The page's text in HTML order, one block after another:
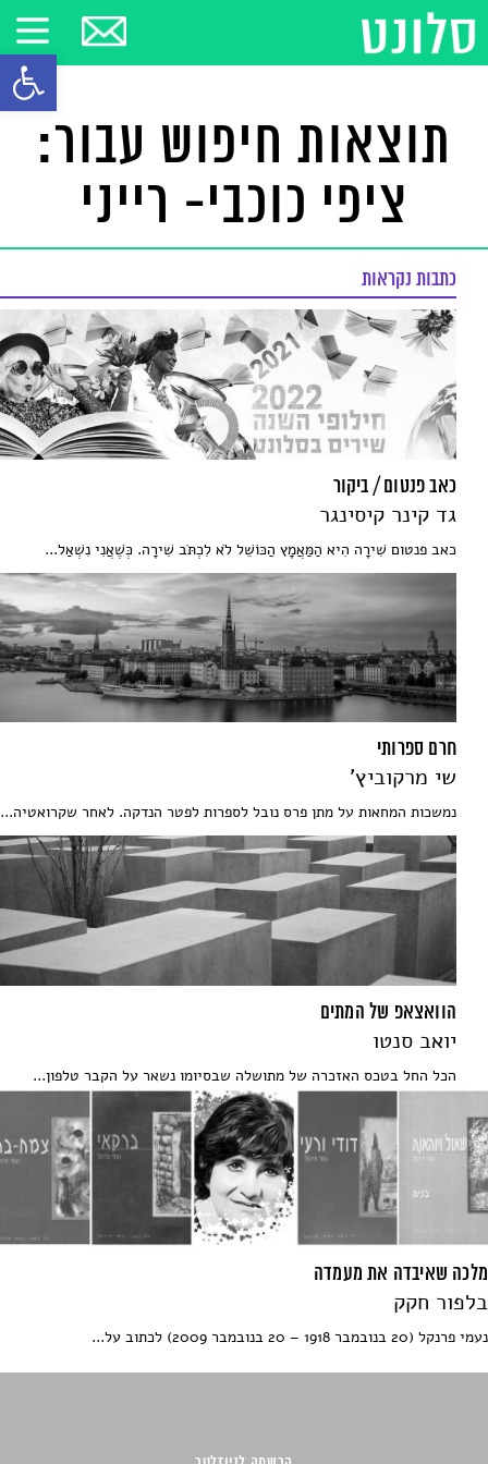
פתח
תוצאות חיפוש עבור:
ציפי כוכבי- רייני
כתבות נקראות
כאב פנטום / ביקור
גד קינר קיסינגר
כאב פנטום שִׁירָה הִיא הַמַּאֲמָץ הַכּוֹשֵׁל לֹא לִכְתֹּב שִׁירָה. כְּשֶׁאֲנִי נִשְׁאַל...
חרם ספרותי
שי מרקוביץ'
נמשכות המחאות על מתן פרס נובל לספרות לפטר הנדקה. לאחר שקרואטיה...
הוואצאפ של המתים
יואב סנטו
הכל החל בטכס האזכרה של מתושלה שבסיומו נשאר על הקבר טלפון...
מלכה שאיבדה את מעמדה
בלפור חקק
נעמי פרנקל (20 בנובמבר 1918 – 20 בנובמבר 2009) לכתוב על...